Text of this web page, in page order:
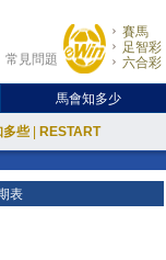
常見問題
賽馬
足智彩
六合彩
馬會知多少
多些 RESTART
表